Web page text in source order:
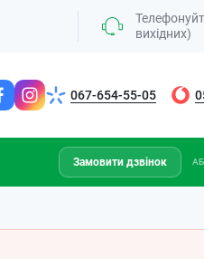
вихідних)
067-654-55-05
Замовити дзвінок